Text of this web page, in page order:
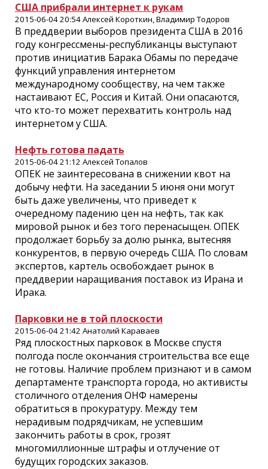
США прибрали интернет к рукам
2015-06-04 20:54 Алексей Короткин, Владимир Тодоров
В преддверии выборов президента США в 2016
году конгрессмены-республиканцы выступают
против инициатив Барака Обамы по передаче
функций управления интернетом
международному сообществу, на чем также
настаивают ЕС, Россия и Китай. Они опасаются,
что кто-то может перехватить контроль над
интернетом у США.
Нефть готова падать
2015-06-04 21:12 Алексей Топалов
ОПЕК не заинтересована в снижении квот на
добычу нефти. На заседании 5 июня они могут
быть даже увеличены, что приведет к
очередному падению цен на нефть, так как
мировой рынок и без того перенасыщен. ОПЕК
продолжает борьбу за долю рынка, вытесняя
конкурентов, в первую очередь США. По словам
экспертов, картель освобождает рынок в
преддверии наращивания поставок из Ирана и
Ирака.
Парковки не в той плоскости
2015-06-04 21:42 Анатолий Караваев
Ряд плоскостных парковок в Москве спустя
полгода после окончания строительства все еще
не готовы. Наличие проблем признают и в самом
департаменте транспорта города, но активисты
столичного отделения ОНФ намерены
обратиться в прокуратуру. Между тем
нерадивым подрядчикам, не успевшим
закончить работы в срок, грозят
многомиллионные штрафы и отлучение от
будущих городских заказов.